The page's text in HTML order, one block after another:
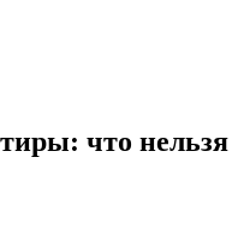
что нельзя